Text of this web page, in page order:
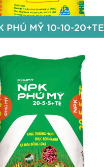
PHÚ MỸ 10-10-20+TE
PHÚ MỸ 10-10-20+TE
10% N
10% P2O5
20% K2O
Zn+Fe+Bo: 100 ppm